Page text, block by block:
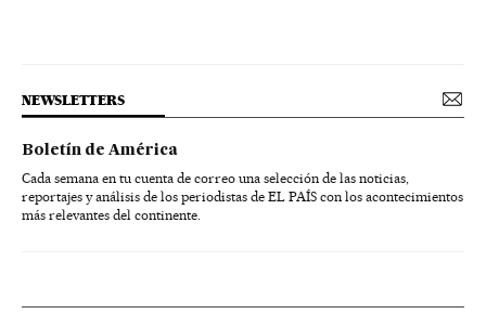
NEWSLETTERS
Boletín de América
Cada semana en tu cuenta de correo una selección de las noticias,
reportajes y análisis de los periodistas de EL PAÍS con los acontecimientos
más relevantes del continente.